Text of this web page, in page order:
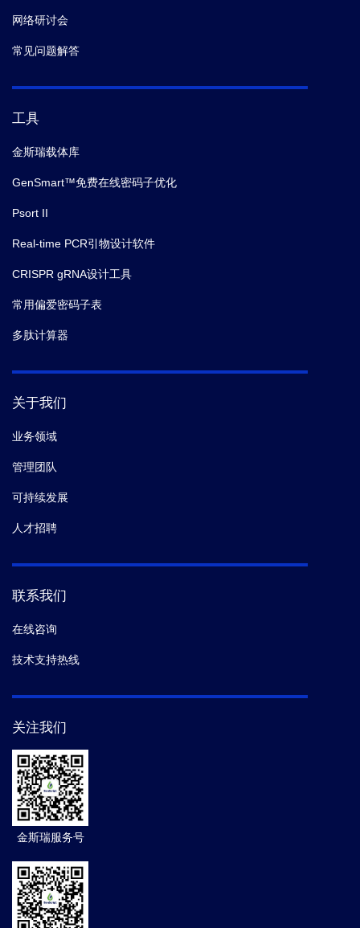
网络研讨会
常见问题解答
工具
金斯瑞载体库
GenSmart™免费在线密码子优化
Psort II
Real-time PCR引物设计软件
CRISPR gRNA设计工具
常用偏爱密码子表
多肽计算器
关于我们
业务领域
管理团队
可持续发展
人才招聘
联系我们
在线咨询
技术支持热线
关注我们
金斯瑞服务号